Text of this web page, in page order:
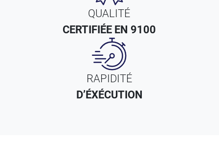
QUALITÉ
CERTIFIÉE EN 9100
RAPIDITÉ
D’ÉXÉCUTION